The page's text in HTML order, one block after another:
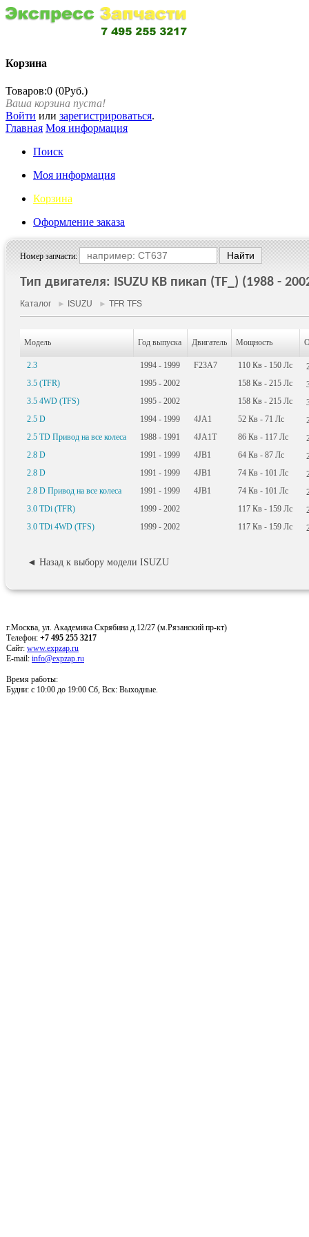
Корзина
Товаров:0 (0Руб.)
Ваша корзина пуста!
Войти или зарегистрироваться.
Главная Моя информация
Поиск
Моя информация
Корзина
Оформление заказа
Номер запчасти:
Тип двигателя: ISUZU KB пикап (TF_) (1988 -
Каталог ► ISUZU ► TFR TFS
Модель Год выпуска Двигатель Мощность
2.3 1994 - 1999 F23A7 110 Кв - 150 Лс
3.5 (TFR)
1995 - 2002 158 Кв - 215 Лс
3.5 4WD (TFS)
1995 - 2002 158 Кв - 215 Лс
2.5 D
1994 - 1999 4JA1 52 Кв - 71 Лс
2.5 TD Привод на все колеса
1988 - 1991 4JA1T 86 Кв - 117 Лс
2.8 D
1991 - 1999 4JB1 64 Кв - 87 Лс
2.8 D
1991 - 1999 4JB1 74 Кв - 101 Лс
2.8 D Привод на все колеса
1991 - 1999 4JB1 74 Кв - 101 Лс
3.0 TDi (TFR)
1999 - 2002 117 Кв - 159 Лс
3.0 TDi 4WD (TFS)
1999 - 2002 117 Кв - 159 Лс
◄ Назад к выбору модели ISUZU
г.Москва, ул. Академика Скрябина д.12/27 (м.Рязанский пр-кт)
Телефон: +7 495 255 3217
Сайт: www.expzap.ru
E-mail: info@expzap.ru
Время работы:
Будни: c 10:00 до 19:00 Сб, Вск: Выходные.